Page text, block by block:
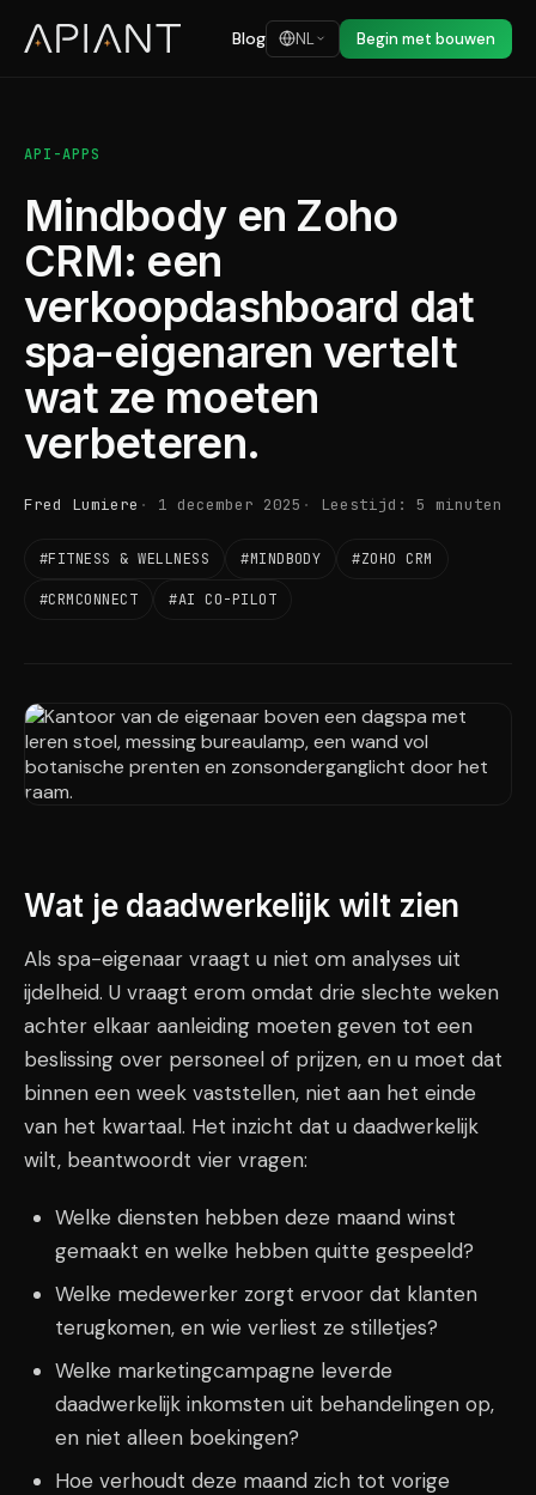
Blog NL Begin met bouwen
API-APPS
Mindbody en Zoho
CRM: een
verkoopdashboard dat
spa-eigenaren vertelt
wat ze moeten
verbeteren.
Fred Lumiere 1 december 2025 Leestijd: 5 minuten
#FITNESS & WELLNESS #MINDBODY #ZOHO CRM
#CRMCONNECT #AI CO-PILOT
Wat je daadwerkelijk wilt zien
Als spa-eigenaar vraagt u niet om analyses uit
ijdelheid. U vraagt erom omdat drie slechte weken
achter elkaar aanleiding moeten geven tot een
beslissing over personeel of prijzen, en u moet dat
binnen een week vaststellen, niet aan het einde
van het kwartaal. Het inzicht dat u daadwerkelijk
wilt, beantwoordt vier vragen:
Welke diensten hebben deze maand winst
gemaakt en welke hebben quitte gespeeld?
Welke medewerker zorgt ervoor dat klanten
terugkomen, en wie verliest ze stilletjes?
Welke marketingcampagne leverde
daadwerkelijk inkomsten uit behandelingen op,
en niet alleen boekingen?
Hoe verhoudt deze maand zich tot vorige